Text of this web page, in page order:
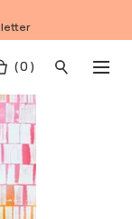
( 0 )